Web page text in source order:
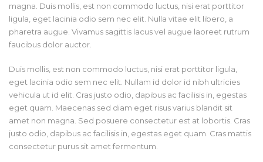
magna. Duis mollis, est non commodo luctus, nisi erat porttitor
ligula, eget lacinia odio sem nec elit. Nulla vitae elit libero, a
pharetra augue. Vivamus sagittis lacus vel augue laoreet rutrum
faucibus dolor auctor.
Duis mollis, est non commodo luctus, nisi erat porttitor ligula,
eget lacinia odio sem nec elit. Nullam id dolor id nibh ultricies
vehicula ut id elit. Cras justo odio, dapibus ac facilisis in, egestas
eget quam. Maecenas sed diam eget risus varius blandit sit
amet non magna. Sed posuere consectetur est at lobortis. Cras
justo odio, dapibus ac facilisis in, egestas eget quam. Cras mattis
consectetur purus sit amet fermentum.